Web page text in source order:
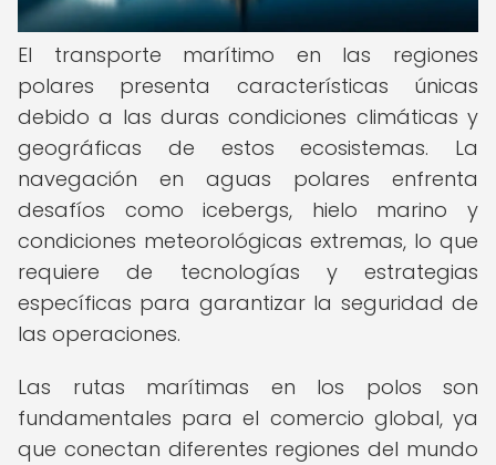
El transporte marítimo en las regiones
polares presenta características únicas
debido a las duras condiciones climáticas y
geográficas de estos ecosistemas. La
navegación en aguas polares enfrenta
desafíos como icebergs, hielo marino y
condiciones meteorológicas extremas, lo que
requiere de tecnologías y estrategias
específicas para garantizar la seguridad de
las operaciones.
Las rutas marítimas en los polos son
fundamentales para el comercio global, ya
que conectan diferentes regiones del mundo